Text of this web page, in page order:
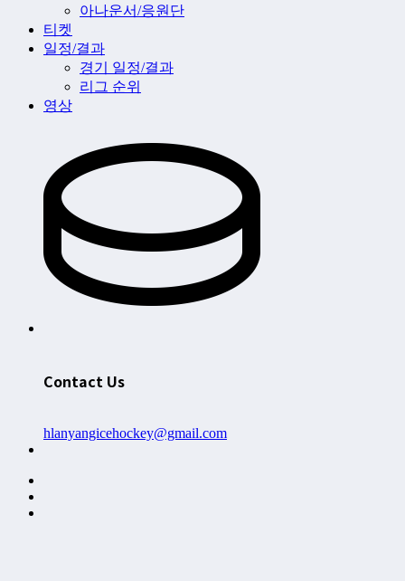
아나운서/응원단
티켓
일정/결과
경기 일정/결과
리그 순위
영상
Contact Us
hlanyangicehockey@gmail.com